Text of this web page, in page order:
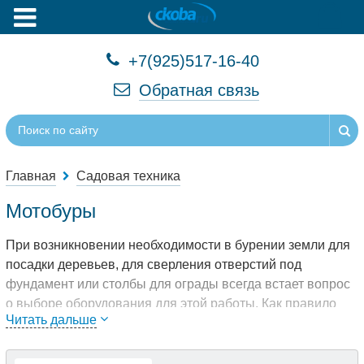
+7(925)517-16-40
Обратная связь
Главная Садовая техника
Мотобуры
При возникновении необходимости в бурении земли для
посадки деревьев, для сверления отверстий под
фундамент или столбы для ограды всегда встает вопрос
о выборе оборудования для этой работы. Как правило
это бензобуры, мотобуры, ямобуры и это одно и тоже
Читать дальше